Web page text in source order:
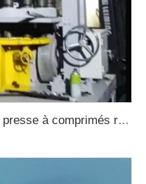
Série ZPS100-10 Grande presse à comprimés rotative